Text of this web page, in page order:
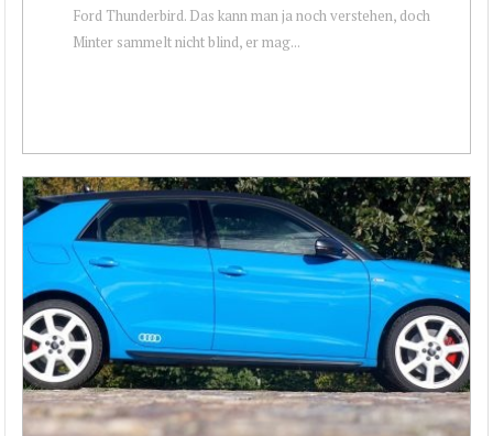
Ford Thunderbird. Das kann man ja noch verstehen, doch
Minter sammelt nicht blind, er mag...